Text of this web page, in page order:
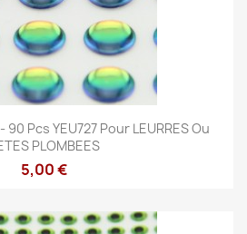
Pcs YEU727 Pour LEURRES Ou
PLOMBEES
5,00 €